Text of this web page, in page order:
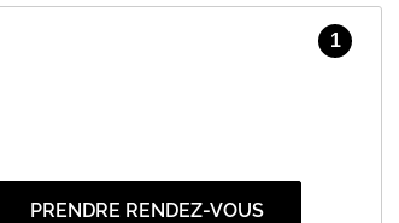
1
PRENDRE RENDEZ-VOUS